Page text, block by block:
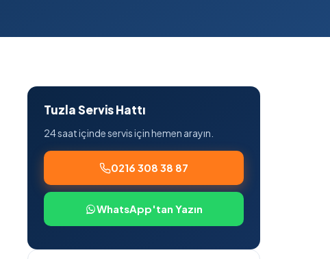
Tuzla Servis Hattı
24 saat içinde servis için hemen arayın.
0216 308 38 87
WhatsApp'tan Yazın